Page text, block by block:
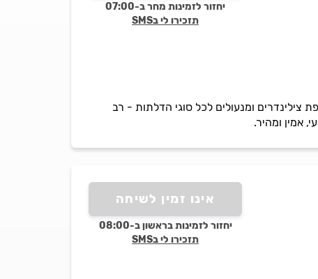
יחזור לזמינות מחר ב-07:00
תזכירו לי בSMS
צילינדרים ומנעולים לכל סוגי הדלתות - רב
אמין ומהיר.
אינו זמין לשיחה
יחזור לזמינות בראשון ב-08:00
תזכירו לי בSMS